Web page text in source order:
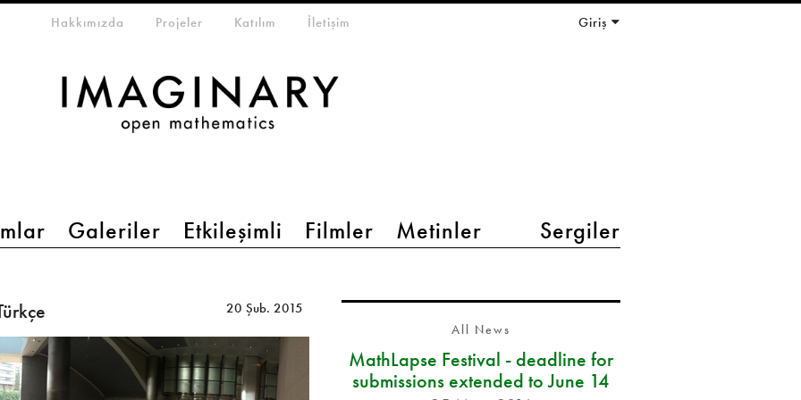
Galeriler Etkileşimli Filmler Metinler Sergiler
menuHakkımızda Projeler Katılım İletişim Giriş
20 Şub. 2015
All News
MathLapse Festival - deadline for
submissions extended to June 14